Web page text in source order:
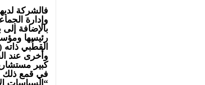
فالشركة
وإدارة
بالإضافة
رئيسها
القطُبي
وأخرى عند
في قمع ذلك